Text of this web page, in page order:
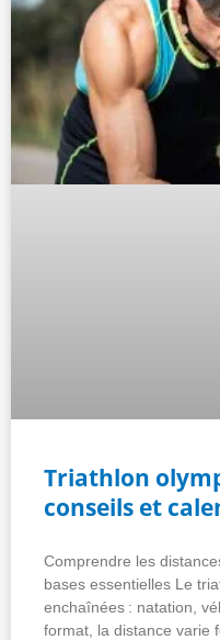
Triathlon
conseils et
Comprendre les
bases essentielles Le
enchaînées : natation,
format, la distance varie